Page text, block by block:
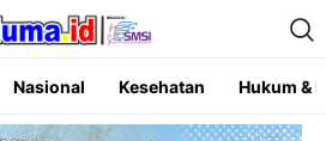
Nasional Kesehatan Hukum &